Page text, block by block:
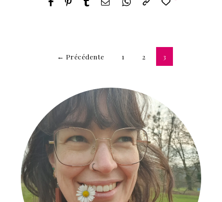
← Précédente 1 2 3